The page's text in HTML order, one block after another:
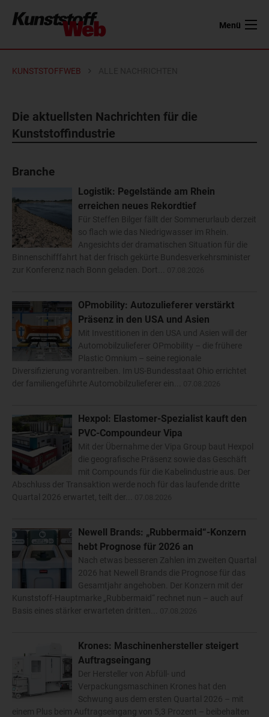
Menü
KUNSTSTOFFWEB
Die aktuellsten Nachrichten für die
Kunststoffindustrie
Branche
Logistik: Pegelstände am Rhein
erreichen neues Rekordtief
Für Steffen Bilger fällt der Sommerurlaub derzeit
so flach wie das Niedrigwasser im Rhein.
Angesichts der dramatischen Situation für die
Binnenschifffahrt hat der frisch gekürte Bundesverkehrsminister
zur Konferenz nach Bonn geladen. Dort...
OPmobility: Autozulieferer verstärkt
Präsenz in den USA und Asien
Mit Investitionen in den USA und Asien will der
Automobilzulieferer OPmobility – die frühere
Plastic Omnium – seine regionale
Diversifizierung vorantreiben. Im US-Bundesstaat Ohio errichtet
der familiengeführte Automobilzulieferer ein...
Hexpol: Elastomer-Spezialist kauft den
PVC-Compoundeur Vipa
Mit der Übernahme der Vipa Group baut Hexpol
die geografische Präsenz sowie das Geschäft
mit Compounds für die Kabelindustrie aus. Der
Abschluss der Transaktion werde noch für das laufende dritte
Quartal 2026 erwartet, teilt der...
Newell Brands: „Rubbermaid“-Konzern
hebt Prognose für 2026 an
Nach etwas besseren Zahlen im zweiten Quartal
2026 hat Newell Brands die Prognose für das
Gesamtjahr angehoben. Der Konzern mit der
Kunststoff-Hauptmarke „Rubbermaid“ rechnet nun – auch auf
Basis eines stärker erwarteten dritten...
Krones: Maschinenhersteller steigert
Auftragseingang
Der Hersteller von Abfüll- und
Verpackungsmaschinen Krones hat den
Schwung aus dem ersten Quartal 2026 – mit
einem Plus beim Auftragseingang von 5,3 Prozent – beibehalten